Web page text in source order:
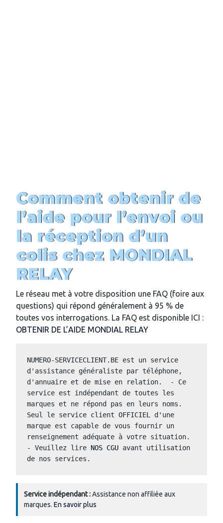
Comment obtenir de
l’aide pour l’envoi ou
la réception d’un
colis chez MONDIAL
RELAY
Le réseau met à votre disposition une FAQ (foire aux
questions) qui répond généralement à 95 % de
toutes vos interrogations. La FAQ est disponible ICI :
OBTENIR DE L’AIDE MONDIAL RELAY
NUMERO-SERVICECLIENT.BE est un service
d'assistance généraliste par téléphone,
d'annuaire et de mise en relation.  - Ce
service est indépendant de toutes les
marques et ne répond pas en leurs noms.
Seul le service client OFFICIEL d'une
marque est capable de vous fournir un
renseignement adéquate à votre situation.
- Veuillez lire NOS CGU avant utilisation
de nos services.
Service indépendant :Assistance non affiliée aux
marques. En savoir plus